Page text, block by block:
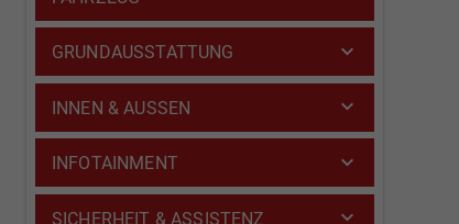
GRUNDAUSSTATTUNG
INNEN & AUSSEN
INFOTAINMENT
SICHERHEIT & ASSISTENZ